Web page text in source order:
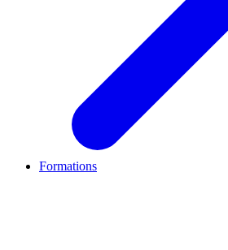
Formations